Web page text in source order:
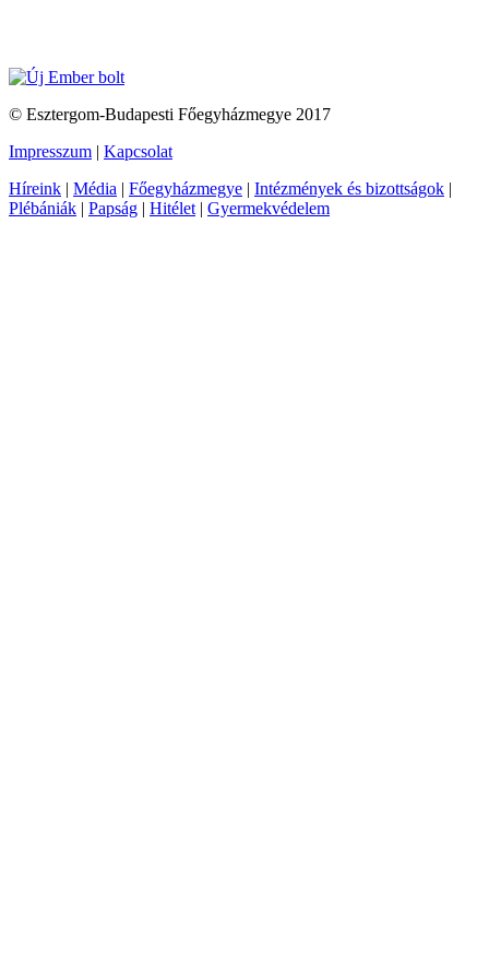
© Esztergom-Budapesti Főegyházmegye 2017
Impresszum | Kapcsolat
Híreink | Média | Főegyházmegye | Intézmények és bizottságok |
Plébániák | Papság | Hitélet | Gyermekvédelem